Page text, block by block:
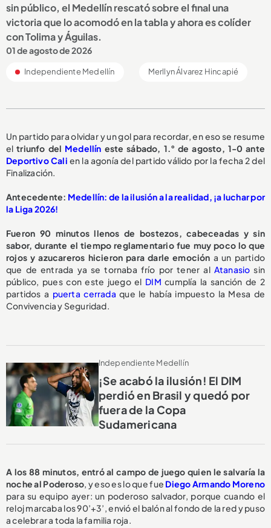
sin público, el Medellín rescató sobre el final una
victoria que lo acomodó en la tabla y ahora es colíder
con Tolima y Águilas.
01 de agosto de 2026
Independiente Medellín Merllyn Álvarez Hincapié
Un partido para olvidar y un gol para recordar, en eso se resume
eltriunfo del Medellín este sábado, 1.° de agosto, 1-0 ante
Deportivo Cali en la agonía del partido válido por la fecha 2 del
Finalización.
Antecedente: Medellín: de la ilusión a la realidad, ¡a luchar por
la Liga 2026!
Fueron 90 minutos llenos de bostezos, cabeceadas y sin
sabor, durante el tiempo reglamentario fue muy poco lo que
rojos y azucareros hicieron para darle emoción a un partido
que de entrada ya se tornaba frío por tener al Atanasiosin
público, pues con este juego el DIMcumplía la sanción de 2
partidos a puerta cerrada que le había impuesto la Mesa de
Convivencia y Seguridad.
Independiente Medellín
¡Se acabó la ilusión! El DIM
perdió en Brasil y quedó por
fuera de la Copa
Sudamericana
A los 88 minutos, entró al campo de juego quien le salvaría la
noche al Poderoso, y eso es lo que fue Diego Armando Moreno
para su equipo ayer: un poderoso salvador, porque cuando el
reloj marcaba los 90’+3’, envió el balón al fondo de la red y puso
a celebrar a toda la familia roja.